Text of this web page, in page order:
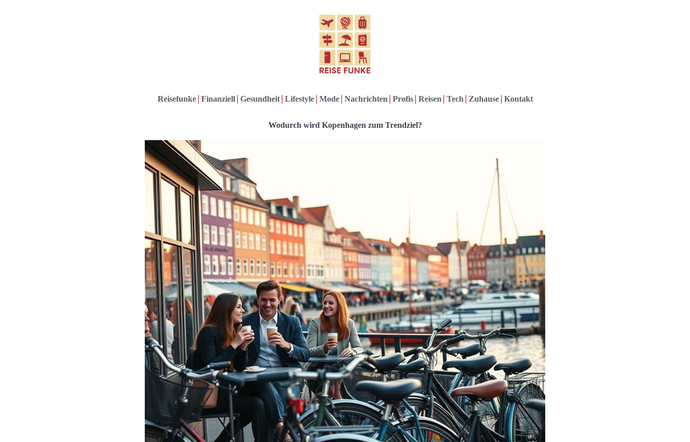
Reisefunke Finanziell Gesundheit Lifestyle Mode Nachrichten Profis Reisen Tech Zuhause Kontakt
Wodurch wird Kopenhagen zum Trendziel?